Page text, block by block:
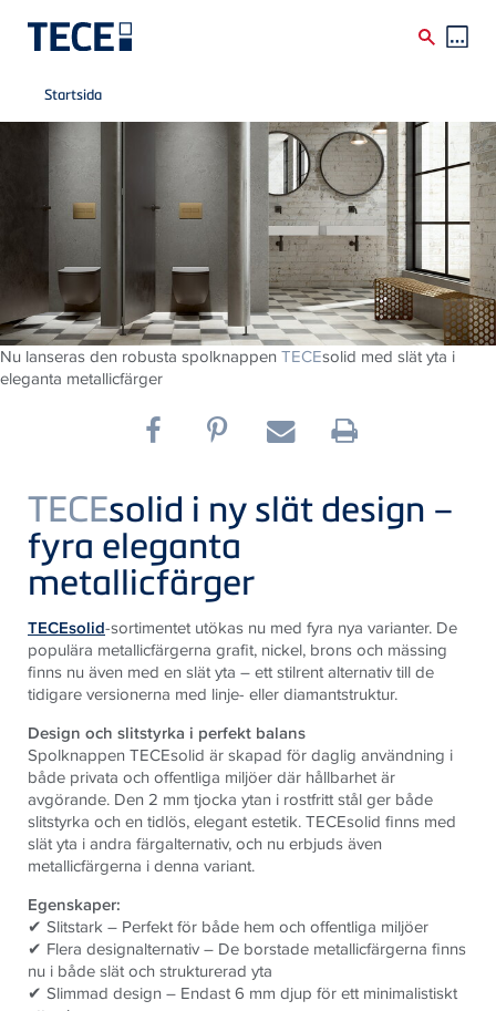
Skip to main content
Breadcrumb
Startsida
Nu lanseras den robusta spolknappenTECEsolid med slät yta i
eleganta metallicfärger
TECEsolid i ny slät design –
fyra eleganta
metallicfärger
TECEsolid-sortimentet utökas nu med fyra nya varianter. De
populära metallicfärgerna grafit, nickel, brons och mässing
finns nu även med en slät yta – ett stilrent alternativ till de
tidigare versionerna med linje- eller diamantstruktur.
Design och slitstyrka i perfekt balans
Spolknappen TECEsolid är skapad för daglig användning i
både privata och offentliga miljöer där hållbarhet är
avgörande. Den 2 mm tjocka ytan i rostfritt stål ger både
slitstyrka och en tidlös, elegant estetik. TECEsolid finns med
slät yta i andra färgalternativ, och nu erbjuds även
metallicfärgerna i denna variant.
Egenskaper:
✔ Slitstark – Perfekt för både hem och offentliga miljöer
✔ Flera designalternativ – De borstade metallicfärgerna finns
nu i både slät och strukturerad yta
✔ Slimmad design – Endast 6 mm djup för ett minimalistiskt